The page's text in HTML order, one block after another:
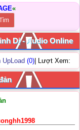
«
Dị - Audio Online
UpLoad (0) | Lượt Xem: